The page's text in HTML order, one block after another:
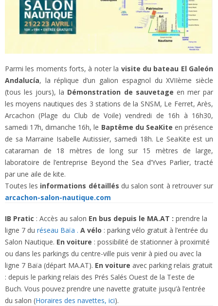
Parmi les moments forts, à noter la visite du bateau El Galeón
Andalucía, la réplique d’un galion espagnol du XVIIème siècle
(tous les jours), la Démonstration de sauvetage en mer par
les moyens nautiques des 3 stations de la SNSM, Le Ferret, Arès,
Arcachon (Plage du Club de Voile) vendredi de 16h à 16h30,
samedi 17h, dimanche 16h, le Baptême du SeaKite en présence
de sa Marraine Isabelle Autissier, samedi 18h. Le SeaKite est un
cataraman de 18 mètres de long sur 15 mètres de large,
laboratoire de l’entreprise Beyond the Sea d’Yves Parlier, tracté
par une aile de kite.
Toutes les informations détaillés du salon sont à retrouver sur
arcachon-salon-nautique.com
IB Pratic : Accès au salon En bus depuis le MA.AT : prendre la
ligne 7 du réseau Baïa . A vélo : parking vélo gratuit à l’entrée du
Salon Nautique. En voiture : possibilité de stationner à proximité
ou dans les parkings du centre-ville puis venir à pied ou avec la
ligne 7 Baïa (départ MA.AT). En voiture avec parking relais gratuit
: depuis le parking relais des Prés Salés Ouest de la Teste de
Buch. Vous pouvez prendre une navette gratuite jusqu’à l’entrée
du salon (Horaires des navettes, ici).